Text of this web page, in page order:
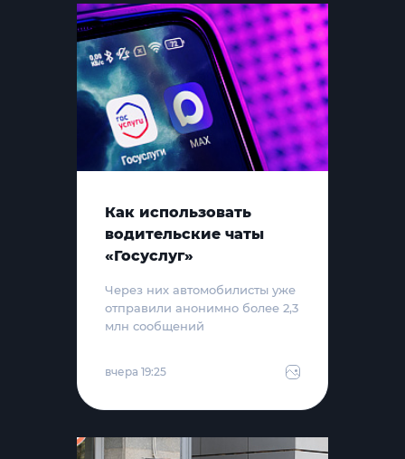
Как использовать
водительские чаты
«Госуслуг»
Через них автомобилисты уже
отправили анонимно более 2,3
млн сообщений
вчера 19:25